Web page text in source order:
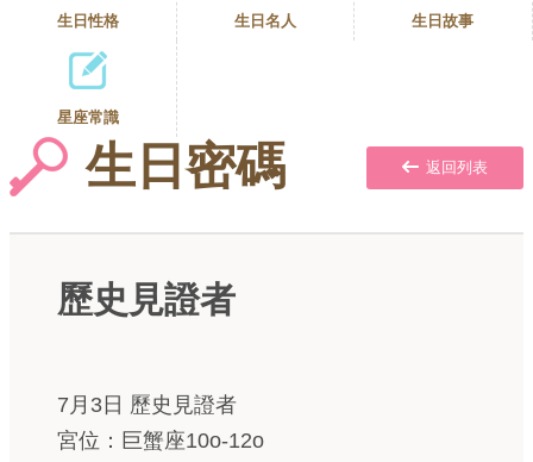
生日性格 生日名人 生日故事
星座常識
生日密碼 返回列表
歷史見證者
7月3日 歷史見證者
宮位：巨蟹座10o-12o